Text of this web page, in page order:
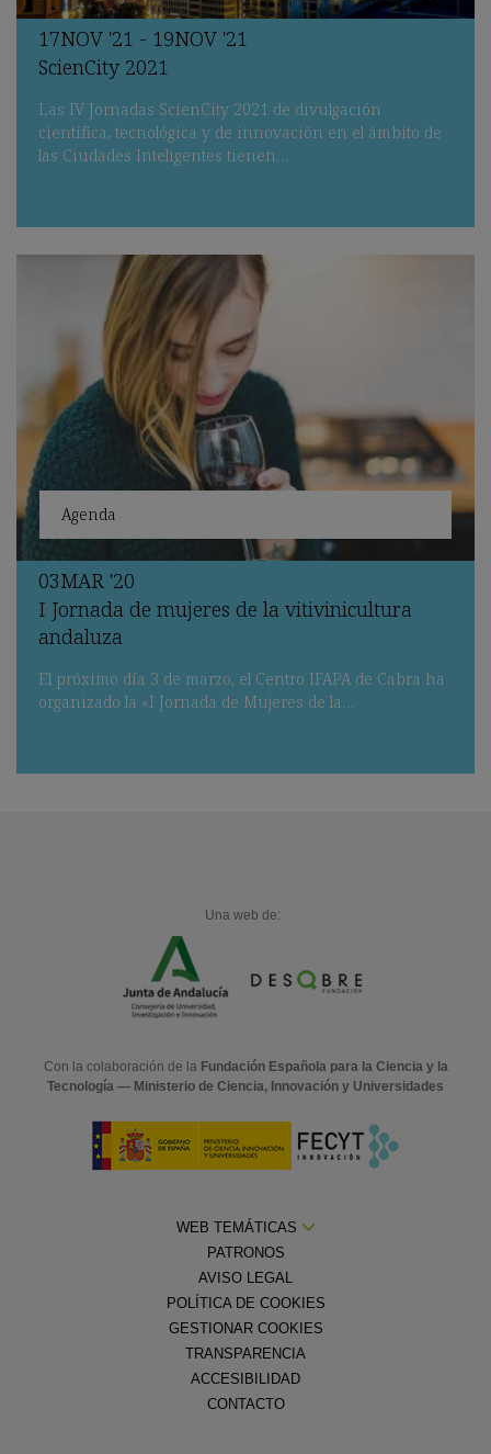
17NOV '21 - 19NOV '21
ScienCity 2021
Las IV Jornadas ScienCity 2021 de divulgación
científica, tecnológica y de innovación en el ámbito de
las Ciudades Inteligentes tienen…
Agenda
03MAR '20
I Jornada de mujeres de la vitivinicultura
andaluza
El próximo día 3 de marzo, el Centro IFAPA de Cabra ha
organizado la «I Jornada de Mujeres de la…
Una web de:
Con la colaboración de la Fundación Española para la Ciencia y la
Tecnología — Ministerio de Ciencia, Innovación y Universidades
WEB TEMÁTICAS
PATRONOS
AVISO LEGAL
POLÍTICA DE COOKIES
GESTIONAR COOKIES
TRANSPARENCIA
ACCESIBILIDAD
CONTACTO